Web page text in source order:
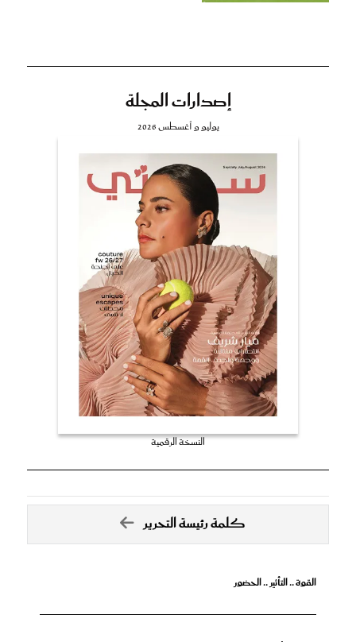
إصدارات المجلة
يوليو و أغسطس 2026
النسخة الرقمية
كلمة رئيسة التحرير
القوة .. التأثير .. الحضور